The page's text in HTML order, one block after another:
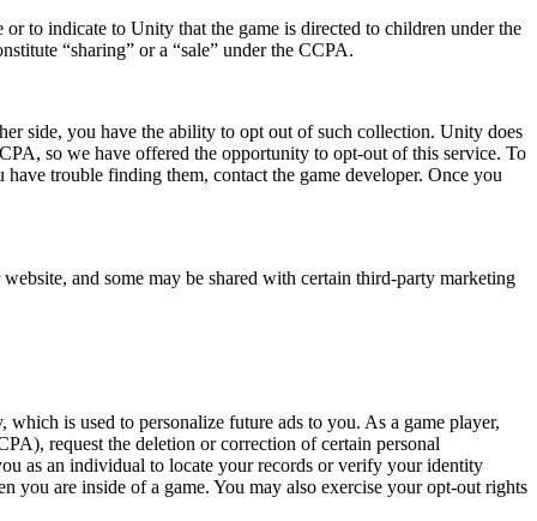
to indicate to Unity that the game is directed to children under the
“sharing” or a “sale” under the CCPA.
side, you have the ability to opt out of such collection. Unity does
so we have offered the opportunity to opt-out of this service. To
trouble finding them, contact the game developer. Once you
and some may be shared with certain third-party marketing
is used to personalize future ads to you. As a game player,
request the deletion or correction of certain personal
as an individual to locate your records or verify your identity
you are inside of a game. You may also exercise your opt-out rights